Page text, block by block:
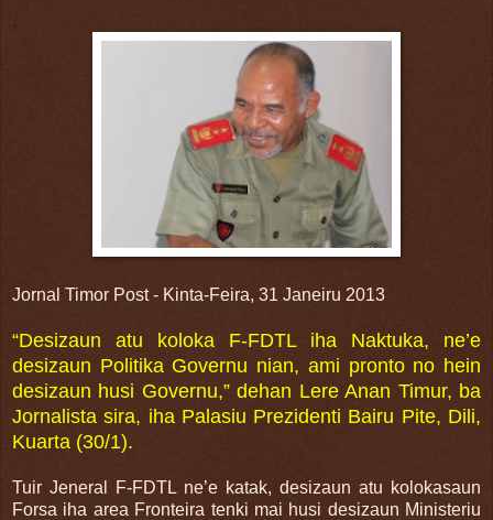
.
Jornal Timor Post - Kinta-Feira, 31 Janeiru 2013
“Desizaun atu koloka F-FDTL iha Naktuka, ne’e
desizaun Politika Governu nian, ami pronto no hein
desizaun husi Governu,” dehan Lere Anan Timur, ba
Jornalista sira, iha Palasiu Prezidenti Bairu Pite, Dili,
Kuarta (30/1).
Tuir Jeneral F-FDTL ne’e katak, desizaun atu kolokasaun
Forsa iha area Fronteira tenki mai husi desizaun Ministeriu